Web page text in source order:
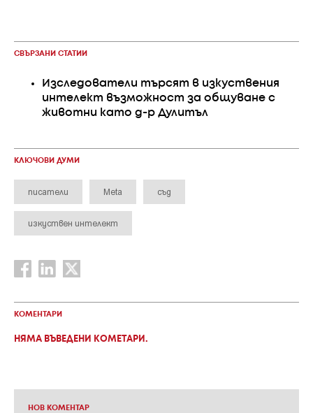
СВЪРЗАНИ СТАТИИ
Изследователи търсят в изкуствения
интелект възможност за общуване с
животни като д-р Дулитъл
КЛЮЧОВИ ДУМИ
писатели Meta съд
изкуствен интелект
КОМЕНТАРИ
НЯМА ВЪВЕДЕНИ КОМЕТАРИ.
НОВ КОМЕНТАР